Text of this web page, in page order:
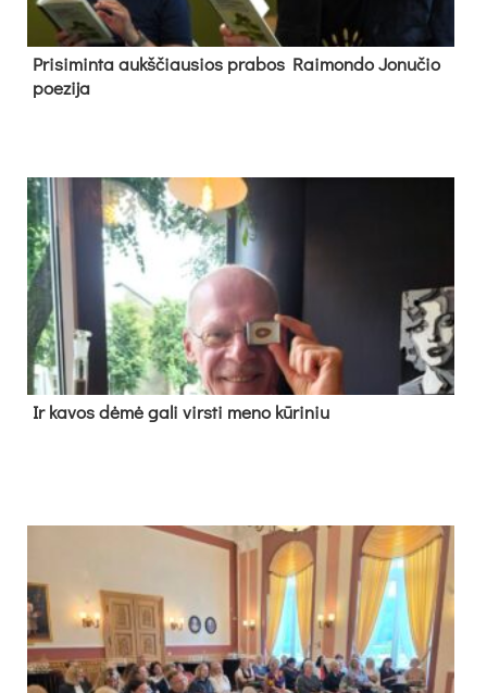
Pri­si­min­ta aukš­čiau­sios pra­bos Rai­mon­do Jo­nu­čio
poe­zi­ja
Ir ka­vos dė­mė ga­li virs­ti me­no kū­ri­niu